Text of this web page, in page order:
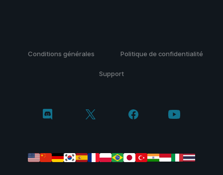
Conditions générales Politique de confidentialité
Support